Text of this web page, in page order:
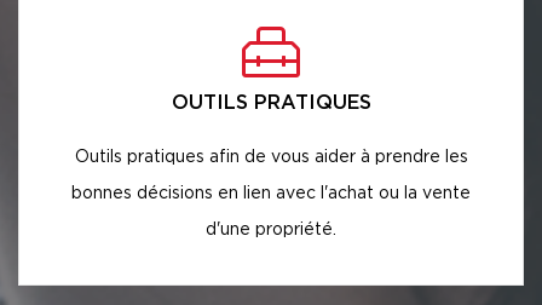
OUTILS PRATIQUES
Outils pratiques afin de vous aider à prendre les
bonnes décisions en lien avec l'achat ou la vente
d'une propriété.